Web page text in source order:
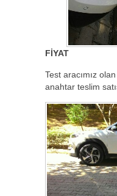
FİYAT
Test aracımız olan
anahtar teslim